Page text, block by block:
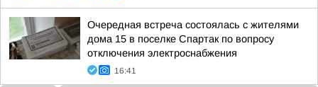
Очередная встреча состоялась с жителями
дома 15 в поселке Спартак по вопросу
отключения электроснабжения
16:41